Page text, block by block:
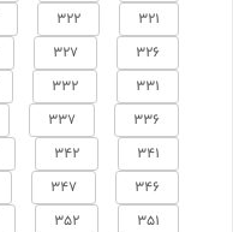
321
322
326
327
331
332
336
337
341
342
346
347
351
352